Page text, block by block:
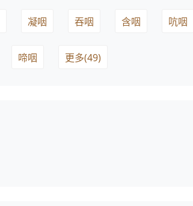
凝咽 吞咽 含咽 吭咽
啼咽 更多(49)